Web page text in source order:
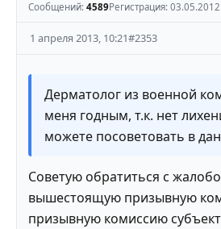
Сообщений: 4589Регистрация: 03.05.2012
1 апреля 2013, 10:21#2353
Дерматолог из военной
меня годным, т.к. нет
можете посоветовать в
Советую обратиться с
вышестоящую призывную
призывную комиссию